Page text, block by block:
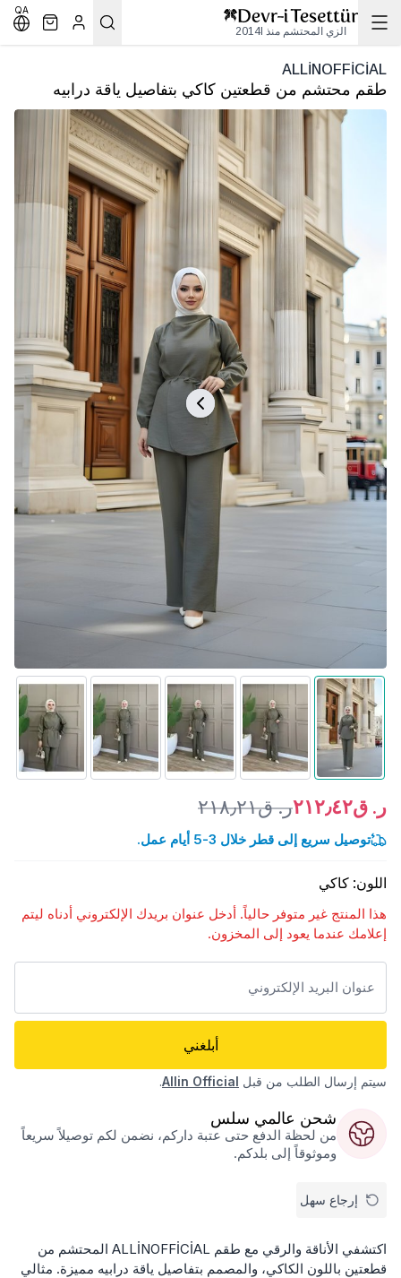
الزي المحتشم منذ 2014l
QA
ALLİNOFFİCİAL
طقم محتشم من قطعتين كاكي بتفاصيل ياقة درابيه
ر. ق٢١٢٫٤٢ ر. ق٢١٨٫٢١
توصيل سريع إلى قطر خلال 3-5 أيام عمل.
اللون: كاكي
هذا المنتج غير متوفر حالياً. أدخل عنوان بريدك الإلكتروني أدناه ليتم
إعلامك عندما يعود إلى المخزون.
أبلغني
سيتم إرسال الطلب من قبل Allin Official
.
شحن عالمي سلس
من لحظة الدفع حتى عتبة داركم، نضمن لكم توصيلاً سريعاً
وموثوقاً إلى بلدكم.
إرجاع سهل
اكتشفي الأناقة والرقي مع طقم ALLİNOFFİCİAL المحتشم من
قطعتين باللون الكاكي، والمصمم بتفاصيل ياقة درابيه مميزة. مثالي